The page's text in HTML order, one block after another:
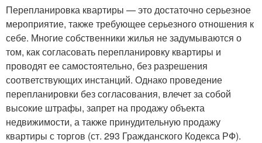
Перепланировка квартиры — это достаточно серьезное
мероприятие, также требующее серьезного отношения к
себе. Многие собственники жилья не задумываются о
том, как согласовать перепланировку квартиры и
проводят ее самостоятельно, без разрешения
соответствующих инстанций. Однако проведение
перепланировки без согласования, влечет за собой
высокие штрафы, запрет на продажу объекта
недвижимости, а также принудительную продажу
квартиры с торгов (ст. 293 Гражданского Кодекса РФ).